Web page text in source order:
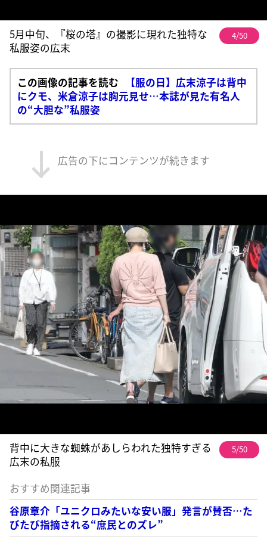
5月中旬、『桜の塔』の撮影に現れた独特な
私服姿の広末
4/50
この画像の記事を読む
【服の日】広末涼子は背中
にクモ、米倉涼子は胸元見せ…本誌が見た有名人
の“大胆な”私服姿
広告の下にコンテンツが続きます
背中に大きな蜘蛛があしらわれた独特すぎる
広末の私服
5/50
おすすめ関連記事
谷原章介「ユニクロみたいな安い服」発言が賛否…た
びたび指摘される“庶民とのズレ”